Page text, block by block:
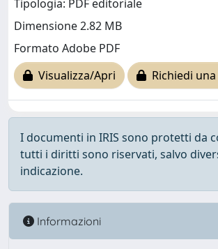
Tipologia: PDF editoriale
Dimensione 2.82 MB
Formato Adobe PDF
Visualizza/Apri
Richiedi
I documenti in IRIS sono protetti da
tutti i diritti sono riservati, salvo
indicazione.
Informazioni